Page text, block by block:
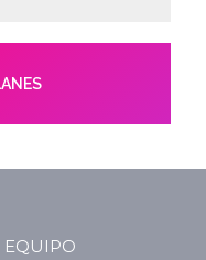
EQUIPO